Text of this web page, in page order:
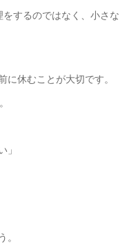
するのではなく、小さな
休むことが大切です。
」